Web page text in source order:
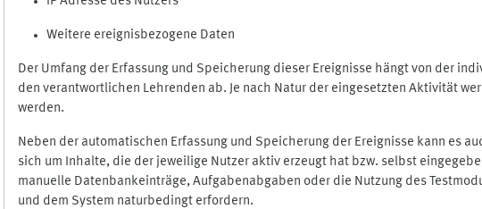
Weitere ereignisbezogene Daten
Der Umfang der Erfassung und Speicherung dieser Ereignisse hängt von der
den verantwortlichen Lehrenden ab. Je nach Natur der eingesetzten Aktivität
werden.
Neben der automatischen Erfassung und Speicherung der Ereignisse kann es
sich um Inhalte, die der jeweilige Nutzer aktiv erzeugt hat bzw. selbst
manuelle Datenbankeinträge, Aufgabenabgaben oder die Nutzung des
und dem System naturbedingt erfordern.